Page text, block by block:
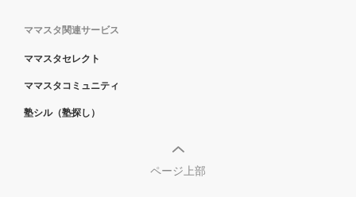
ママスタ関連サービス
ママスタセレクト
ママスタコミュニティ
塾シル（塾探し）
ページ上部